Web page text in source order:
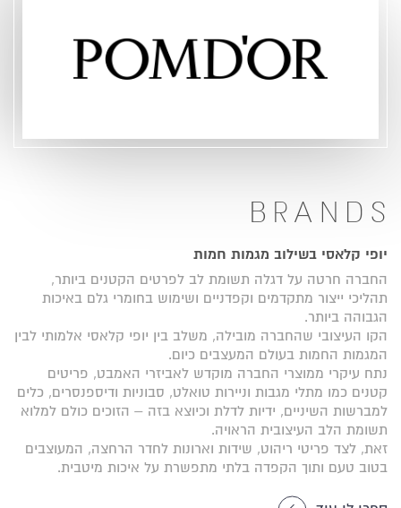
BRANDS
יופי קלאסי בשילוב מגמות חמות
החברה חרטה על דגלה תשומת לב לפרטים הקטנים ביותר,
תהליכי ייצור מתקדמים וקפדניים ושימוש בחומרי גלם באיכות
הגבוהה ביותר.
הקו העיצובי שהחברה מובילה, משלב בין יופי קלאסי אלמותי לבין
המגמות החמות בעולם המעצבים כיום.
נתח עיקרי ממוצרי החברה מוקדש לאביזרי האמבט, פריטים
קטנים כמו מתלי מגבות וניירות טואלט, סבוניות ודיספנסרים, כלים
למברשות השיניים, ידיות לדלת וכיוצא בזה – הזוכים כולם למלוא
תשומת הלב העיצובית הראויה.
זאת, לצד פריטי ריהוט, שידות וארונות לחדר הרחצה, המעוצבים
בטוב טעם ותוך הקפדה בלתי מתפשרת על איכות מיטבית.
BRANDS
איכות בלתי מתפשרת
החברה משלבת בין מסורת איטלקית מפוארת בסגנון הקלאסי,
לבין אלגנטיות ויוקרה במראה מודרני, לצד יישום ידע טכנולוגי
חדשני ופורץ דרך.
מוצרי החברה מותאמים לצרכי לקוחותיה הפרטיים והעסקיים
כאחד, וניתן למצוא ביניהם כלים סניטריים בסגנונות שיהלמו הן
בתי יוקרה פרטיים, הן דירות בעיצוב סולידי יותר, והן חנויות ובתי
עסק.
ספרו לי עוד
BRANDS
PLASSON
לפלסאון מגוון מוצרים איכותי ורחב, הכולל, לצד כלים סניטריים גם
מחברים לצנרת מחומרי גלם מובילים כמו פוליאתילן ופי וי סי,
ברזים מתקדמים בשלל דגמים ותצורות, ואביזרי אטימה חכמים.
החברה משקיעה רבות בפיתוח וברכישת טכנולוגיות חדישות,
לייצור מוצריה באיכות הגבוהה ביותר ובסטנדרטים בלתי
מתפשרים.
ספרו לי עוד
BRANDS
סטנדרטים גבוהים של איכות
המותג, שהחל את דרכו בניו יורק, מתגאה בשיתופי פעולה עם
מספר מעצבים ואדריכלים מהמובילים בעולם, כדוגמת Clodagh
O&G Studio.
מוצרי החברה כוללים מגוון רחב של ברזים מעוצבים לחדרי רחצה
ולמטבחים, ידיות אחיזה לחדרי שירותים, וכן אביזרים נלווים
כדוגמת מתלי מגבות, מראות קבועות ועוד.
כל מוצרי החברה עומדים בסטנדרטים גבוהים של איכות,
פונקציונאליות ועיצוב, ובתקנים המחמירים ביותר.
המוצרים מתייחדים במגוון רחב של סוגי גימורים, ומגיעים כולם
בלוויית אחריות מלאה ומקורית של היצרן.